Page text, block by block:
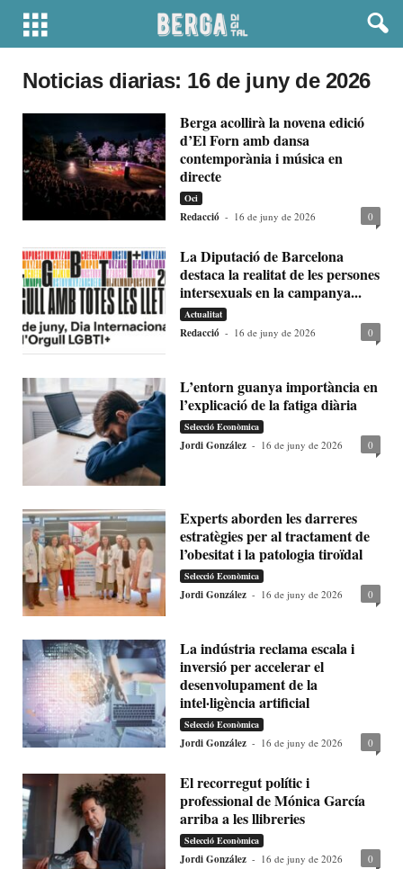
Noticias diarias: 16 de juny de 2026
Berga acollirà la novena edició
d’El Forn amb dansa
contemporània i música en
directe
Oci
Redacció - 16 de juny de 2026 0
La Diputació de Barcelona
destaca la realitat de les persones
intersexuals en la campanya...
Actualitat
Redacció - 16 de juny de 2026 0
L’entorn guanya importància en
l’explicació de la fatiga diària
Selecció Econòmica
Jordi González - 16 de juny de 2026 0
Experts aborden les darreres
estratègies per al tractament de
l’obesitat i la patologia tiroïdal
Selecció Econòmica
Jordi González - 16 de juny de 2026 0
La indústria reclama escala i
inversió per accelerar el
desenvolupament de la
intel·ligència artificial
Selecció Econòmica
Jordi González - 16 de juny de 2026 0
El recorregut polític i
professional de Mónica García
arriba a les llibreries
Selecció Econòmica
Jordi González - 16 de juny de 2026 0